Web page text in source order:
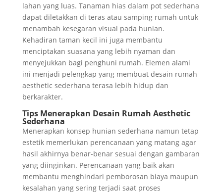
lahan yang luas. Tanaman hias dalam pot sederhana
dapat diletakkan di teras atau samping rumah untuk
menambah kesegaran visual pada hunian.
Kehadiran taman kecil ini juga membantu
menciptakan suasana yang lebih nyaman dan
menyejukkan bagi penghuni rumah. Elemen alami
ini menjadi pelengkap yang membuat desain rumah
aesthetic sederhana terasa lebih hidup dan
berkarakter.
Tips Menerapkan Desain Rumah Aesthetic
Sederhana
Menerapkan konsep hunian sederhana namun tetap
estetik memerlukan perencanaan yang matang agar
hasil akhirnya benar-benar sesuai dengan gambaran
yang diinginkan. Perencanaan yang baik akan
membantu menghindari pemborosan biaya maupun
kesalahan yang sering terjadi saat proses